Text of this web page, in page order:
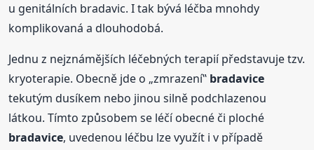
u genitálních bradavic. I tak bývá léčba mnohdy
komplikovaná a dlouhodobá.
Jednu z nejznámějších léčebných terapií představuje tzv.
kryoterapie. Obecně jde o „zmrazení‟ bradavice
tekutým dusíkem nebo jinou silně podchlazenou
látkou. Tímto způsobem se léčí obecné či ploché
bradavice, uvedenou léčbu lze využít i v případě